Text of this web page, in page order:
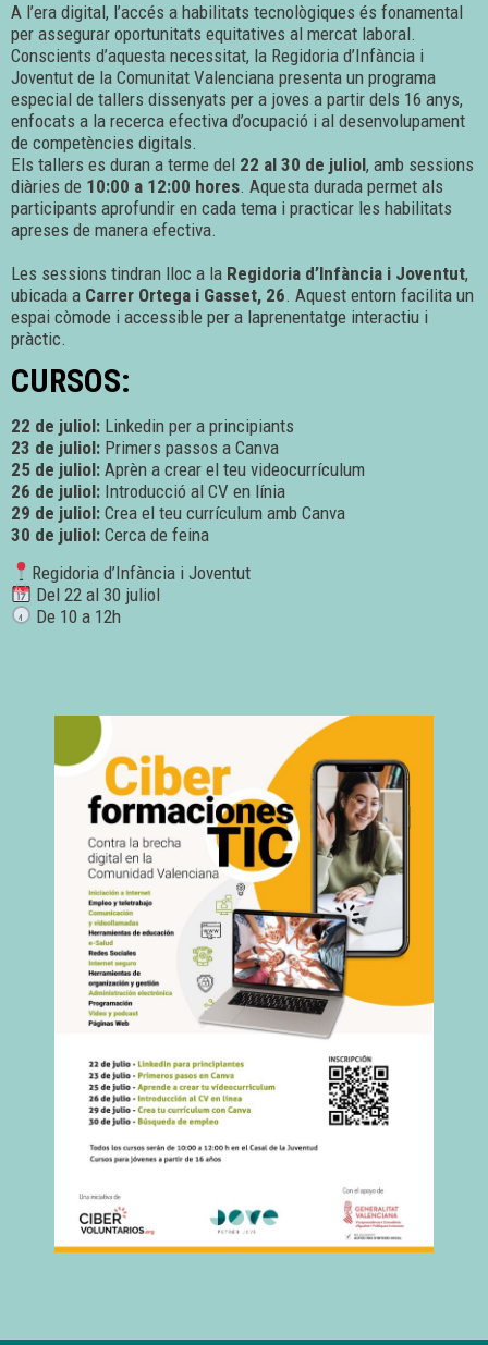
A l’era digital, l’accés a habilitats tecnològiques és fonamental
per assegurar oportunitats equitatives al mercat laboral.
Conscients d’aquesta necessitat, la Regidoria d’Infància i
Joventut de la Comunitat Valenciana presenta un programa
especial de tallers dissenyats per a joves a partir dels 16 anys,
enfocats a la recerca efectiva d’ocupació i al desenvolupament
de competències digitals.
Els tallers es duran a terme del 22 al 30 de juliol, amb sessions
diàries de 10:00 a 12:00 hores. Aquesta durada permet als
participants aprofundir en cada tema i practicar les habilitats
apreses de manera efectiva.
Les sessions tindran lloc a la Regidoria d’Infància i Joventut,
ubicada a Carrer Ortega i Gasset, 26. Aquest entorn facilita un
espai còmode i accessible per a laprenentatge interactiu i
pràctic.
CURSOS:
22 de juliol: Linkedin per a principiants
23 de juliol: Primers passos a Canva
25 de juliol: Aprèn a crear el teu videocurrículum
26 de juliol: Introducció al CV en línia
29 de juliol: Crea el teu currículum amb Canva
30 de juliol: Cerca de feina
Regidoria d’Infància i Joventut
Del 22 al 30 juliol
De 10 a 12h